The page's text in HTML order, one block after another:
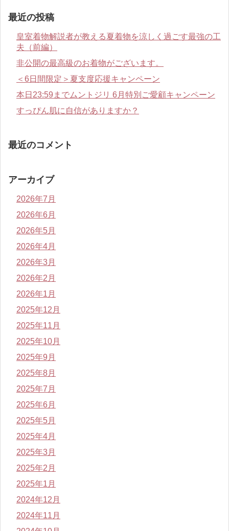
最近の投稿
皇室着物解説者が教える夏着物を涼しく過ごす最強の工
夫（前編）
非公開の最高級のお着物がございます。
＜6日間限定＞夏支度応援キャンペーン
本日23:59までムントジリ 6月特別ご愛顧キャンペーン
すっぴん肌に自信がありますか？
最近のコメント
アーカイブ
2026年7月
2026年6月
2026年5月
2026年4月
2026年3月
2026年2月
2026年1月
2025年12月
2025年11月
2025年10月
2025年9月
2025年8月
2025年7月
2025年6月
2025年5月
2025年4月
2025年3月
2025年2月
2025年1月
2024年12月
2024年11月